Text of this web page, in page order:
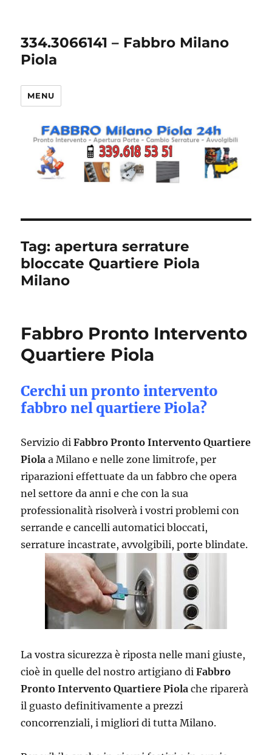
334.3066141 – Fabbro Milano
Piola
MENU
Tag:apertura serrature
bloccate Quartiere Piola
Milano
Fabbro Pronto Intervento
Quartiere Piola
Cerchi un pronto intervento
fabbro nel quartiere Piola?
Servizio diFabbro Pronto Intervento Quartiere
Piola a Milano e nelle zone limitrofe, per
riparazioni effettuate da un fabbro che opera
nel settore da anni e che con la sua
professionalità risolverà i vostri problemi con
serrande e cancelli automatici bloccati,
serrature incastrate, avvolgibili, porte blindate.
La vostra sicurezza è riposta nelle mani giuste,
cioè in quelle del nostro artigiano diFabbro
Pronto Intervento Quartiere Piola che riparerà
il guasto definitivamente a prezzi
concorrenziali, i migliori di tutta Milano.